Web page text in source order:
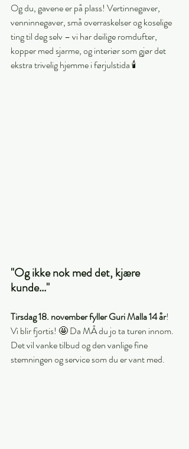
Og du, gavene er på plass! Vertinnegaver,
venninnegaver, små overraskelser og koselige
ting til deg selv – vi har deilige romdufter,
kopper med sjarme, og interiør som gjør det
ekstra trivelig hjemme i førjulstida 🕯️
"Og ikke nok med det, kjære
kunde..."
Tirsdag 18. november fyller Guri Malla 14 år!
Vi blir fjortis! 🤩 Da MÅ du jo ta turen innom.
Det vil vanke tilbud og den vanlige fine
stemningen og service som du er vant med.